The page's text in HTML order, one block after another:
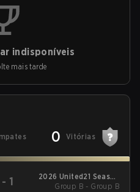
indisponíveis
mais tarde
0 Vitórias
- 1
2026 United21 Season
49
Group B - Group B